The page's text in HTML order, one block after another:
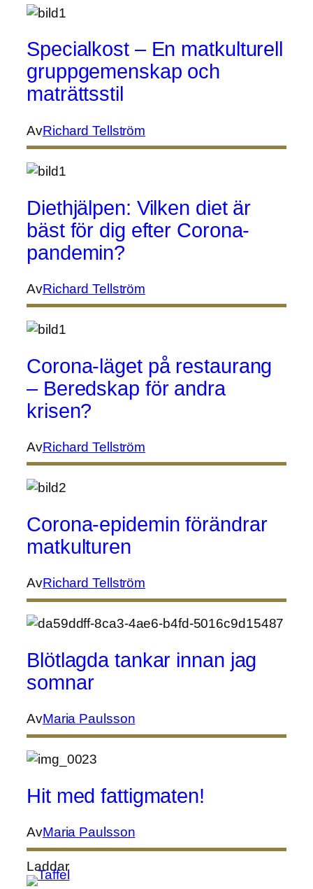
Specialkost – En matkulturell
gruppgemenskap och
maträttsstil
AvRichard Tellström
Diethjälpen: Vilken diet är
bäst för dig efter Corona-
pandemin?
AvRichard Tellström
Corona-läget på restaurang
– Beredskap för andra
krisen?
AvRichard Tellström
Corona-epidemin förändrar
matkulturen
AvRichard Tellström
Blötlagda tankar innan jag
somnar
AvMaria Paulsson
Hit med fattigmaten!
AvMaria Paulsson
Laddar